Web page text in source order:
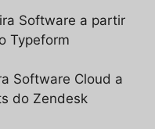
Software a partir
Typeform
Software Cloud a
do Zendesk